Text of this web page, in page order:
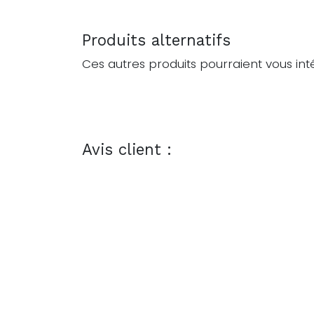
Produits alternatifs
Ces autres produits pourraient vous
Avis client :